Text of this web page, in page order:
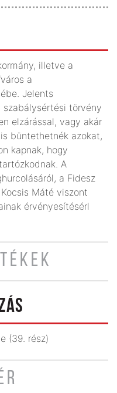
illetve a
a
Jelents
törvény
elzárással, vagy akár
büntethetnék azokat,
kapnak, hogy
A
a Fidesz
Máté viszont
érvényesítésérl
(39. rész)